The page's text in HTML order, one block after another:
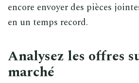
encore envoyer des pièces
en un temps record.
Analysez les offres
marché